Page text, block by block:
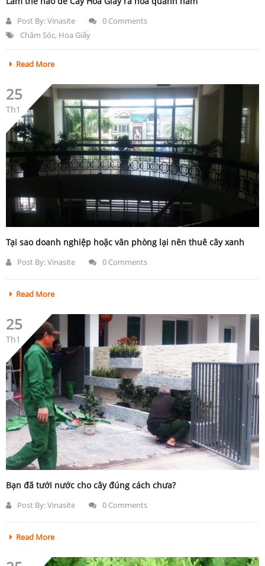
Post By:Vinasite
0 Comments
Chăm Sóc, Hoa Giấy
Read More
25
Th1
Tại sao doanh nghiệp hoặc văn phòng lại nên thuê cây xanh
Post By:Vinasite 0 Comments
Read More
25
Th1
Bạn đã tưới nước cho cây đúng cách chưa?
Post By:Vinasite 0 Comments
Read More